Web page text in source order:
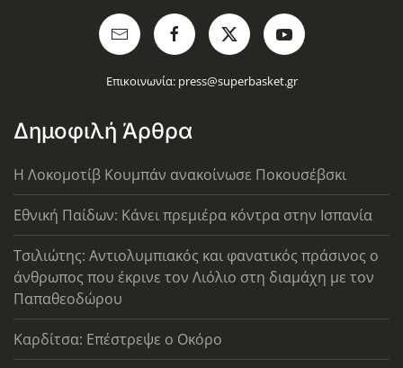
Επικοινωνία: press@superbasket.gr
Δημοφιλή Άρθρα
Η Λοκομοτίβ Κουμπάν ανακοίνωσε Ποκουσέβσκι
Εθνική Παίδων: Κάνει πρεμιέρα κόντρα στην Ισπανία
Τσιλιώτης: Αντιολυμπιακός και φανατικός πράσινος ο
άνθρωπος που έκρινε τον Λιόλιο στη διαμάχη με τον
Παπαθεοδώρου
Καρδίτσα: Επέστρεψε ο Οκόρο